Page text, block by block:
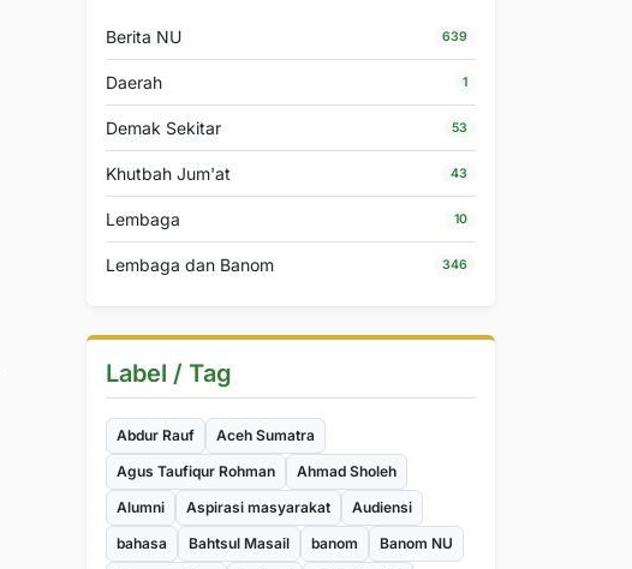
Berita NU 639
Daerah 1
Demak Sekitar 53
Khutbah Jum'at 43
Lembaga 10
Lembaga dan Banom 346
Label / Tag
Abdur Rauf
Aceh Sumatra
Agus Taufiqur Rohman
Ahmad Sholeh
Alumni
Aspirasi masyarakat
Audiensi
bahasa
Bahtsul Masail banom
Banom NU